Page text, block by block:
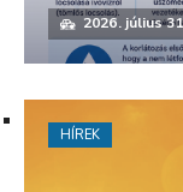
2026. július
HÍREK